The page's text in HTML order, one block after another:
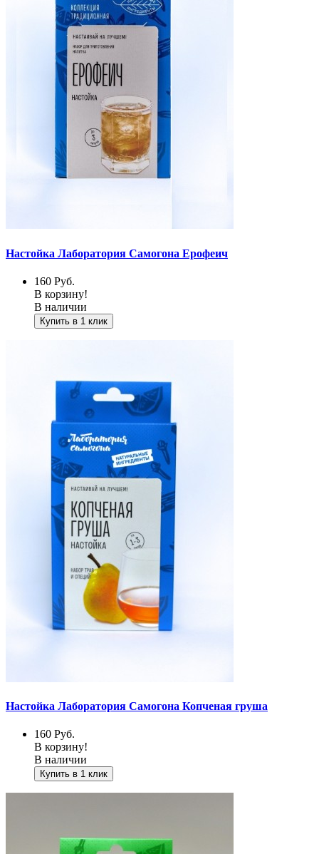
Настойка Лаборатория Самогона Ерофеич
160 Руб.
В корзину!
В наличии
Купить в 1 клик
Настойка Лаборатория Самогона Копченая груша
160 Руб.
В корзину!
В наличии
Купить в 1 клик